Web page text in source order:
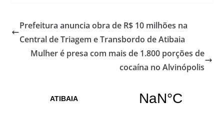
Prefeitura anuncia obra de R$ 10 milhões na
Central de Triagem e Transbordo de Atibaia
Mulher é presa com mais de 1.800 porções de
cocaína no Alvinópolis